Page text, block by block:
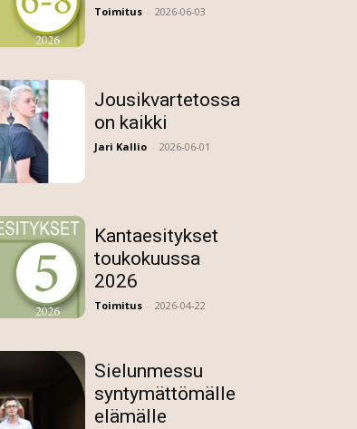
Toimitus - 2026-06-03
Jousikvartetossa
on kaikki
Jari Kallio - 2026-06-01
Kantaesitykset
toukokuussa
2026
Toimitus - 2026-04-22
Sielunmessu
syntymättömälle
elämälle